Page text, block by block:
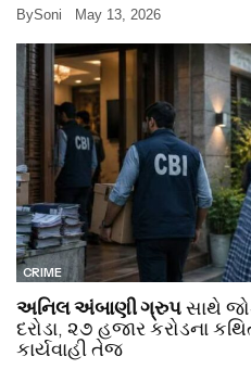
BySoni May 13, 2026
CRIME
અનિલ અંબાણી ગ્રુપસાથે
દરોડા, ૨૭ હજાર કરોડના
કાર્યવાહી તેજ